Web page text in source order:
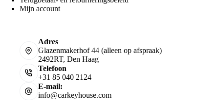
Mijn account
Adres
Glazenmakerhof 44 (alleen op afspraak)
2492RT, Den Haag
Telefoon
+31 85 040 2124
E-mail:
info@carkeyhouse.com